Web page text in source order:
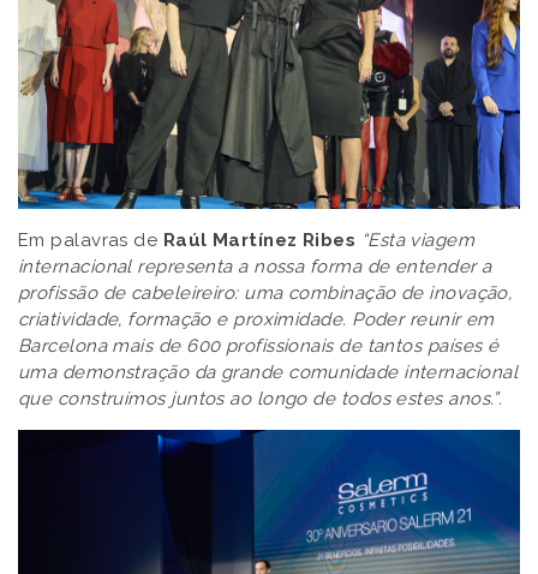
Em palavras de Raúl Martínez Ribes “Esta viagem
internacional representa a nossa forma de entender a
profissão de cabeleireiro: uma combinação de inovação,
criatividade, formação e proximidade. Poder reunir em
Barcelona mais de 600 profissionais de tantos países é
uma demonstração da grande comunidade internacional
que construímos juntos ao longo de todos estes anos.”.